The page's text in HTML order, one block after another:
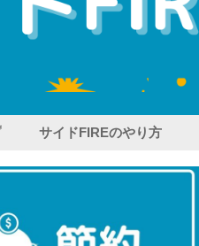
サイドFIREのやり方